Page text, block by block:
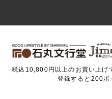
税込10,800円以上のお買い上げ
登録すると200ポ